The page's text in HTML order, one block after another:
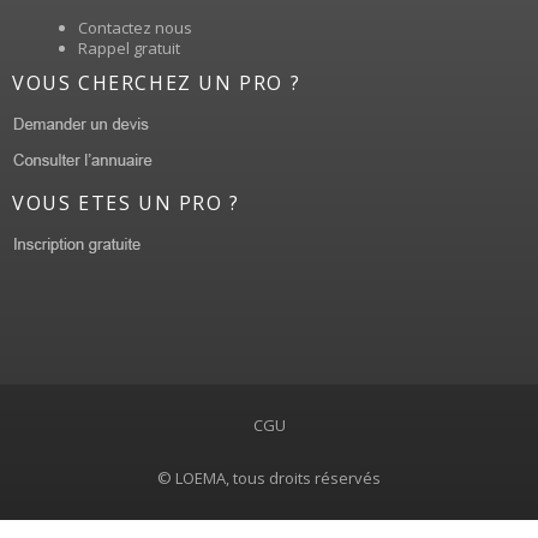
Contactez nous
Rappel gratuit
VOUS CHERCHEZ UN PRO ?
VOUS ETES UN PRO ?
CGU
© LOEMA, tous droits réservés